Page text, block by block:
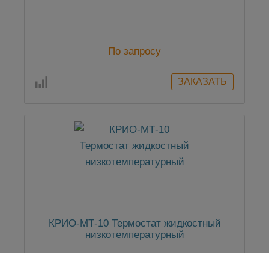
По запросу
КРИО-МТ-10 Термостат жидкостный
низкотемпературный